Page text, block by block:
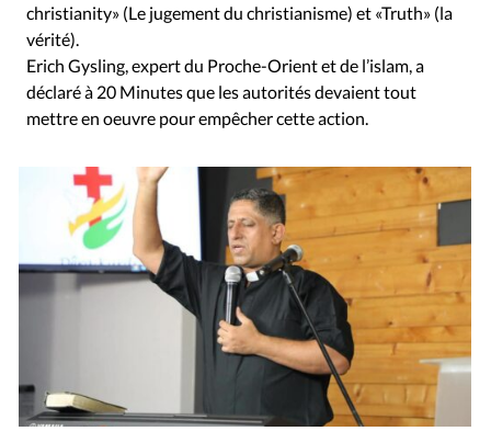
christianity» (Le jugement du christianisme) et «Truth» (la
vérité).
Erich Gysling, expert du Proche-Orient et de l’islam, a
déclaré à 20 Minutes que les autorités devaient tout
mettre en oeuvre pour empêcher cette action.